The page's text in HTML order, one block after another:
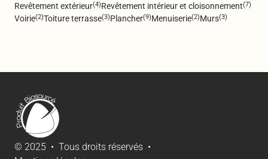
Revêtement intérieur et cloisonnement(7)
Revêtement extérieur(4)
Murs(3)
Menuiserie(2)
Plancher(9)
Toiture terrasse(3)
Voirie(2)
© 2025 • Tous droits réservés •